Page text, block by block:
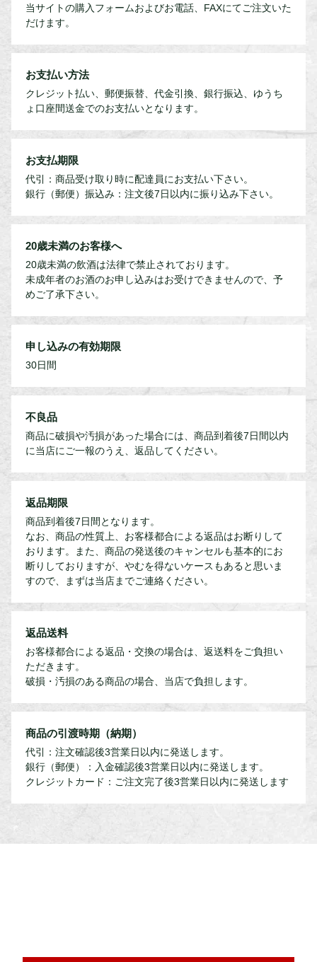
当サイトの購入フォームおよびお電話、FAXにてご注文いた
だけます。
お支払い方法
クレジット払い、郵便振替、代金引換、銀行振込、ゆうち
ょ口座間送金でのお支払いとなります。
お支払期限
代引：商品受け取り時に配達員にお支払い下さい。
銀行（郵便）振込み：注文後7日以内に振り込み下さい。
20歳未満のお客様へ
20歳未満の飲酒は法律で禁止されております。
未成年者のお酒のお申し込みはお受けできませんので、予
めご了承下さい。
申し込みの有効期限
30日間
不良品
商品に破損や汚損があった場合には、商品到着後7日間以内
に当店にご一報のうえ、返品してください。
返品期限
商品到着後7日間となります。
なお、商品の性質上、お客様都合による返品はお断りして
おります。また、商品の発送後のキャンセルも基本的にお
断りしておりますが、やむを得ないケースもあると思いま
すので、まずは当店までご連絡ください。
返品送料
お客様都合による返品・交換の場合は、返送料をご負担い
ただきます。
破損・汚損のある商品の場合、当店で負担します。
商品の引渡時期（納期）
代引：注文確認後3営業日以内に発送します。
銀行（郵便）：入金確認後3営業日以内に発送します。
クレジットカード：ご注文完了後3営業日以内に発送します